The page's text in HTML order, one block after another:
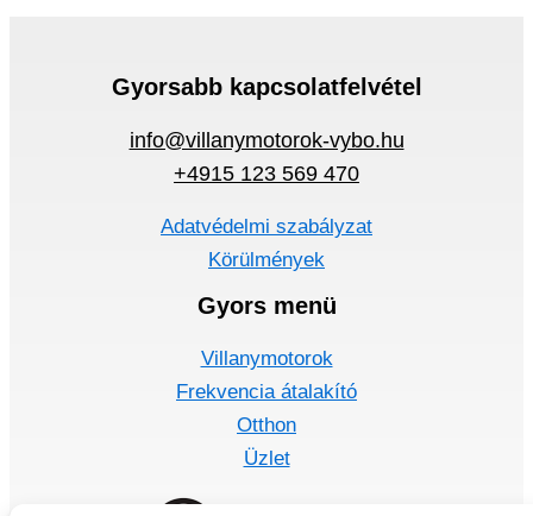
Gyorsabb kapcsolatfelvétel
info@villanymotorok-vybo.hu
+4915 123 569 470
Adatvédelmi szabályzat
Körülmények
Gyors menü
Villanymotorok
Frekvencia átalakító
Otthon
Üzlet